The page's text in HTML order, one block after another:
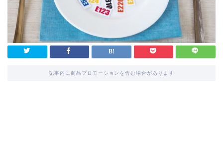
記事内に商品プロモーションを含む場合があります